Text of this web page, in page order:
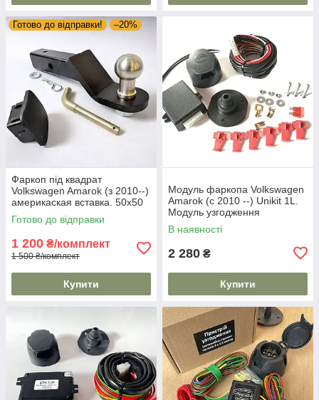
Готово до відправки! –20%
Фаркоп під квадрат
Volkswagen Amarok (з 2010--)
америкаская вставка. 50х50
мм
Готово до відправки
1 200 ₴/комплект
1 500 ₴/комплект
Купити
Модуль фаркопа Volkswagen
Amarok (c 2010 --) Unikit 1L.
Модуль узгодження
В наявності
2 280 ₴
Купити